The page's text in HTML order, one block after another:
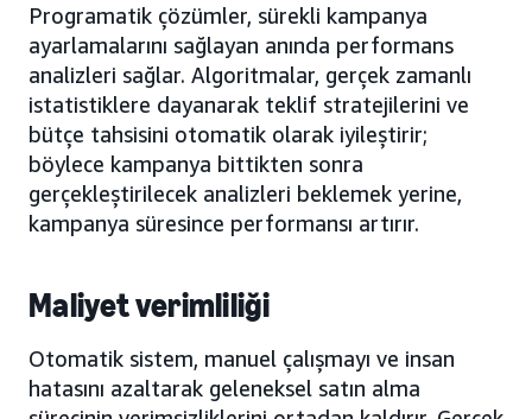
Programatik çözümler, sürekli kampanya
ayarlamalarını sağlayan anında performans
analizleri sağlar. Algoritmalar, gerçek zamanlı
istatistiklere dayanarak teklif stratejilerini ve
bütçe tahsisini otomatik olarak iyileştirir;
böylece kampanya bittikten sonra
gerçekleştirilecek analizleri beklemek yerine,
kampanya süresince performansı artırır.
Maliyet verimliliği
Otomatik sistem, manuel çalışmayı ve insan
hatasını azaltarak geleneksel satın alma